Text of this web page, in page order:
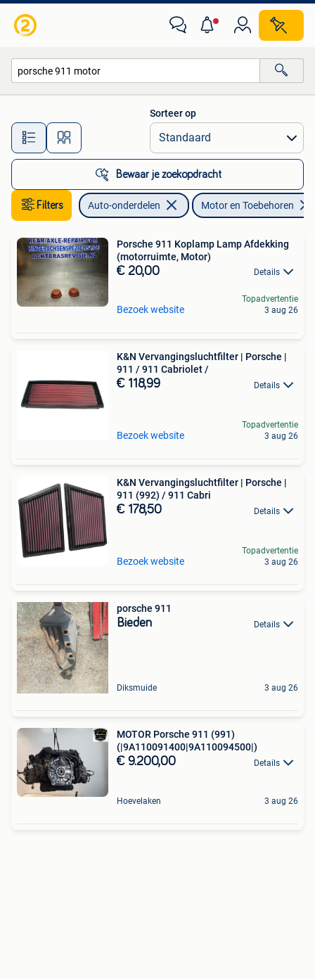
Alle afstanden…
Sorteer op
Bewaar je zoekopdracht
Filters Auto-onderdelen Motor en Toebehoren
Porsche 911 Koplamp Lamp Afdekking
(motorruimte, Motor)
€ 20,00 Details
Bezoek website
Topadvertentie
3 aug 26
K&N Vervangingsluchtfilter | Porsche |
911 / 911 Cabriolet /
€ 118,99 Details
Bezoek website
Topadvertentie
3 aug 26
K&N Vervangingsluchtfilter | Porsche |
911 (992) / 911 Cabri
€ 178,50 Details
Bezoek website
Topadvertentie
3 aug 26
porsche 911
Bieden Details
Diksmuide 3 aug 26
MOTOR Porsche 911 (991)
(|9A110091400|9A110094500|)
€ 9.200,00 Details
Hoevelaken 3 aug 26